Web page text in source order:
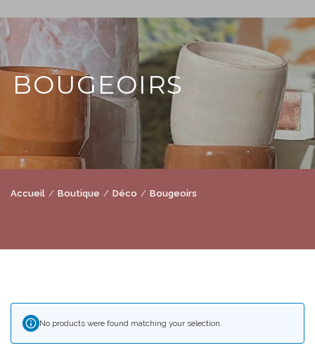
BOUGEOIRS
Accueil Boutique Déco Bougeoirs
No products were found matching your selection.